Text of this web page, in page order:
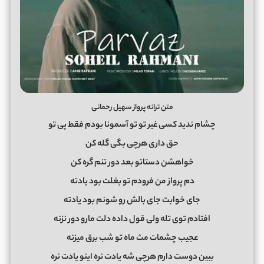
متن ترانه پرواز سهیل رحمانی
چشام ندید کسی غیر تو تو آسمونا بودم فقط پی تو
حق داری هرچی بگی گله کن
خواهشن دستاتو بعد دور تنم گره کن
دم پرواز من فرودم تو بغلت بود یادته
جای خوابت جای بالش رو شونم بود یادته
افتادم توی تله ولی قول داده دلت مارو دور نزنه
عجیب چشمات مث ماه تو شب برق میزنه
ببین دوست دارم هرچی شه یادت نره اینو یادت نره